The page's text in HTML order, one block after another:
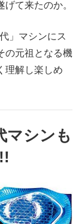
て来たのか。
」マシンにス
の元祖となる機
理解し楽しめ
マシンも